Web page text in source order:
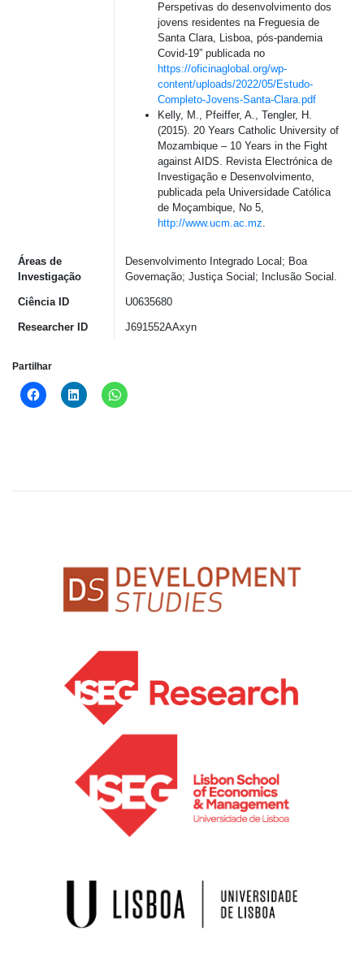
Perspetivas do desenvolvimento dos
jovens residentes na Freguesia de
Santa Clara, Lisboa, pós-pandemia
Covid-19” publicada no
https://oficinaglobal.org/wp-
content/uploads/2022/05/Estudo-
Completo-Jovens-Santa-Clara.pdf
Kelly, M., Pfeiffer, A., Tengler, H.
(2015). 20 Years Catholic University of
Mozambique – 10 Years in the Fight
against AIDS. Revista Electrónica de
Investigação e Desenvolvimento,
publicada pela Universidade Católica
de Moçambique, No 5,
http://www.ucm.ac.mz.
Áreas de
Investigação
Desenvolvimento Integrado Local; Boa
Governação; Justiça Social; Inclusão Social.
Ciência ID U0635680
Researcher ID J691552AAxyn
Partilhar
Click
to
Click
to
Click
to